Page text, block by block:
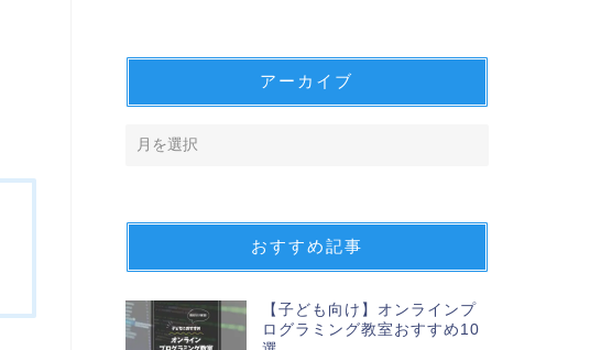
アーカイブ
おすすめ記事
【子ども向け】オンラインプ
ログラミング教室おすすめ10